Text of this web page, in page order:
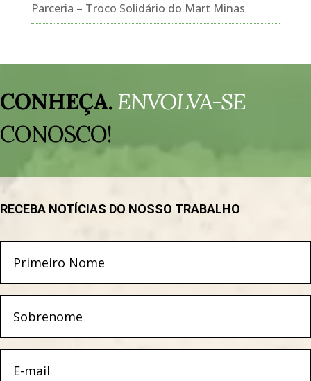
Parceria – Troco Solidário do Mart Minas
de
vídeo
CONHEÇA.ENVOLVA-SE
CONOSCO!
RECEBA NOTÍCIAS DO NOSSO TRABALHO